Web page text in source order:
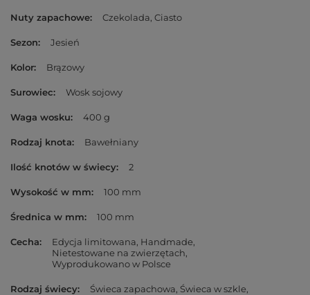
Nuty zapachowe Czekolada Ciasto
Sezon Jesień
Kolor Brązowy
Surowiec Wosk sojowy
Waga wosku 400 g
Rodzaj knota Bawełniany
Ilość knotów w świecy 2
Wysokość w mm 100 mm
Średnica w mm 100 mm
Cecha Edycja limitowana Handmade
Nietestowane na zwierzętach
Wyprodukowano w Polsce
Rodzaj świecy Świeca zapachowa Świeca w szkle